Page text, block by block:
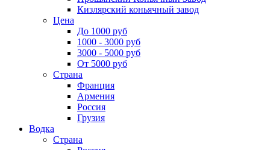
Кизлярский коньячный завод
Цена
До 1000 руб
1000 - 3000 руб
3000 - 5000 руб
От 5000 руб
Страна
Франция
Армения
Россия
Грузия
Водка
Страна